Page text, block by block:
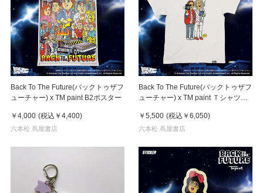
Back To The Future(バックトゥザフ
ューチャー) x TM paint B2ポスター
￥4,000 (税込 ￥4,400)
六本松 蔦屋書店
Back To The Future(バックトゥザフ
ューチャー) x TM paint Ｔシャツ
￥5,500 (税込 ￥6,050)
六本松 蔦屋書店